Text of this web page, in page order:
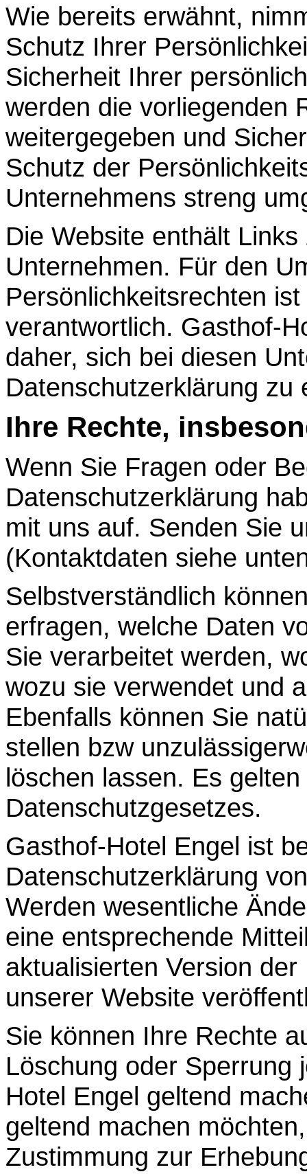
Wie bereits erwähnt,
Schutz Ihrer
Sicherheit Ihrer
werden die vorliegenden
weitergegeben und
Schutz der
Unternehmens streng
Die Website enthält
Unternehmen. Für den
Persönlichkeitsrechten
verantwortlich. Gasthof-
daher, sich bei diesen
Datenschutzerklärung zu
Ihre Rechte,
Wenn Sie Fragen oder
Datenschutzerklärung
mit uns auf. Senden Sie
(Kontaktdaten siehe
Selbstverständlich
erfragen, welche Daten
Sie verarbeitet werden,
wozu sie verwendet und
Ebenfalls können Sie
stellen bzw
löschen lassen. Es
Datenschutzgesetzes.
Gasthof-Hotel Engel ist
Datenschutzerklärung
Werden wesentliche
eine entsprechende
aktualisierten Version
unserer Website
Sie können Ihre Rechte
Löschung oder Sperrung
Hotel Engel geltend
geltend machen
Zustimmung zur